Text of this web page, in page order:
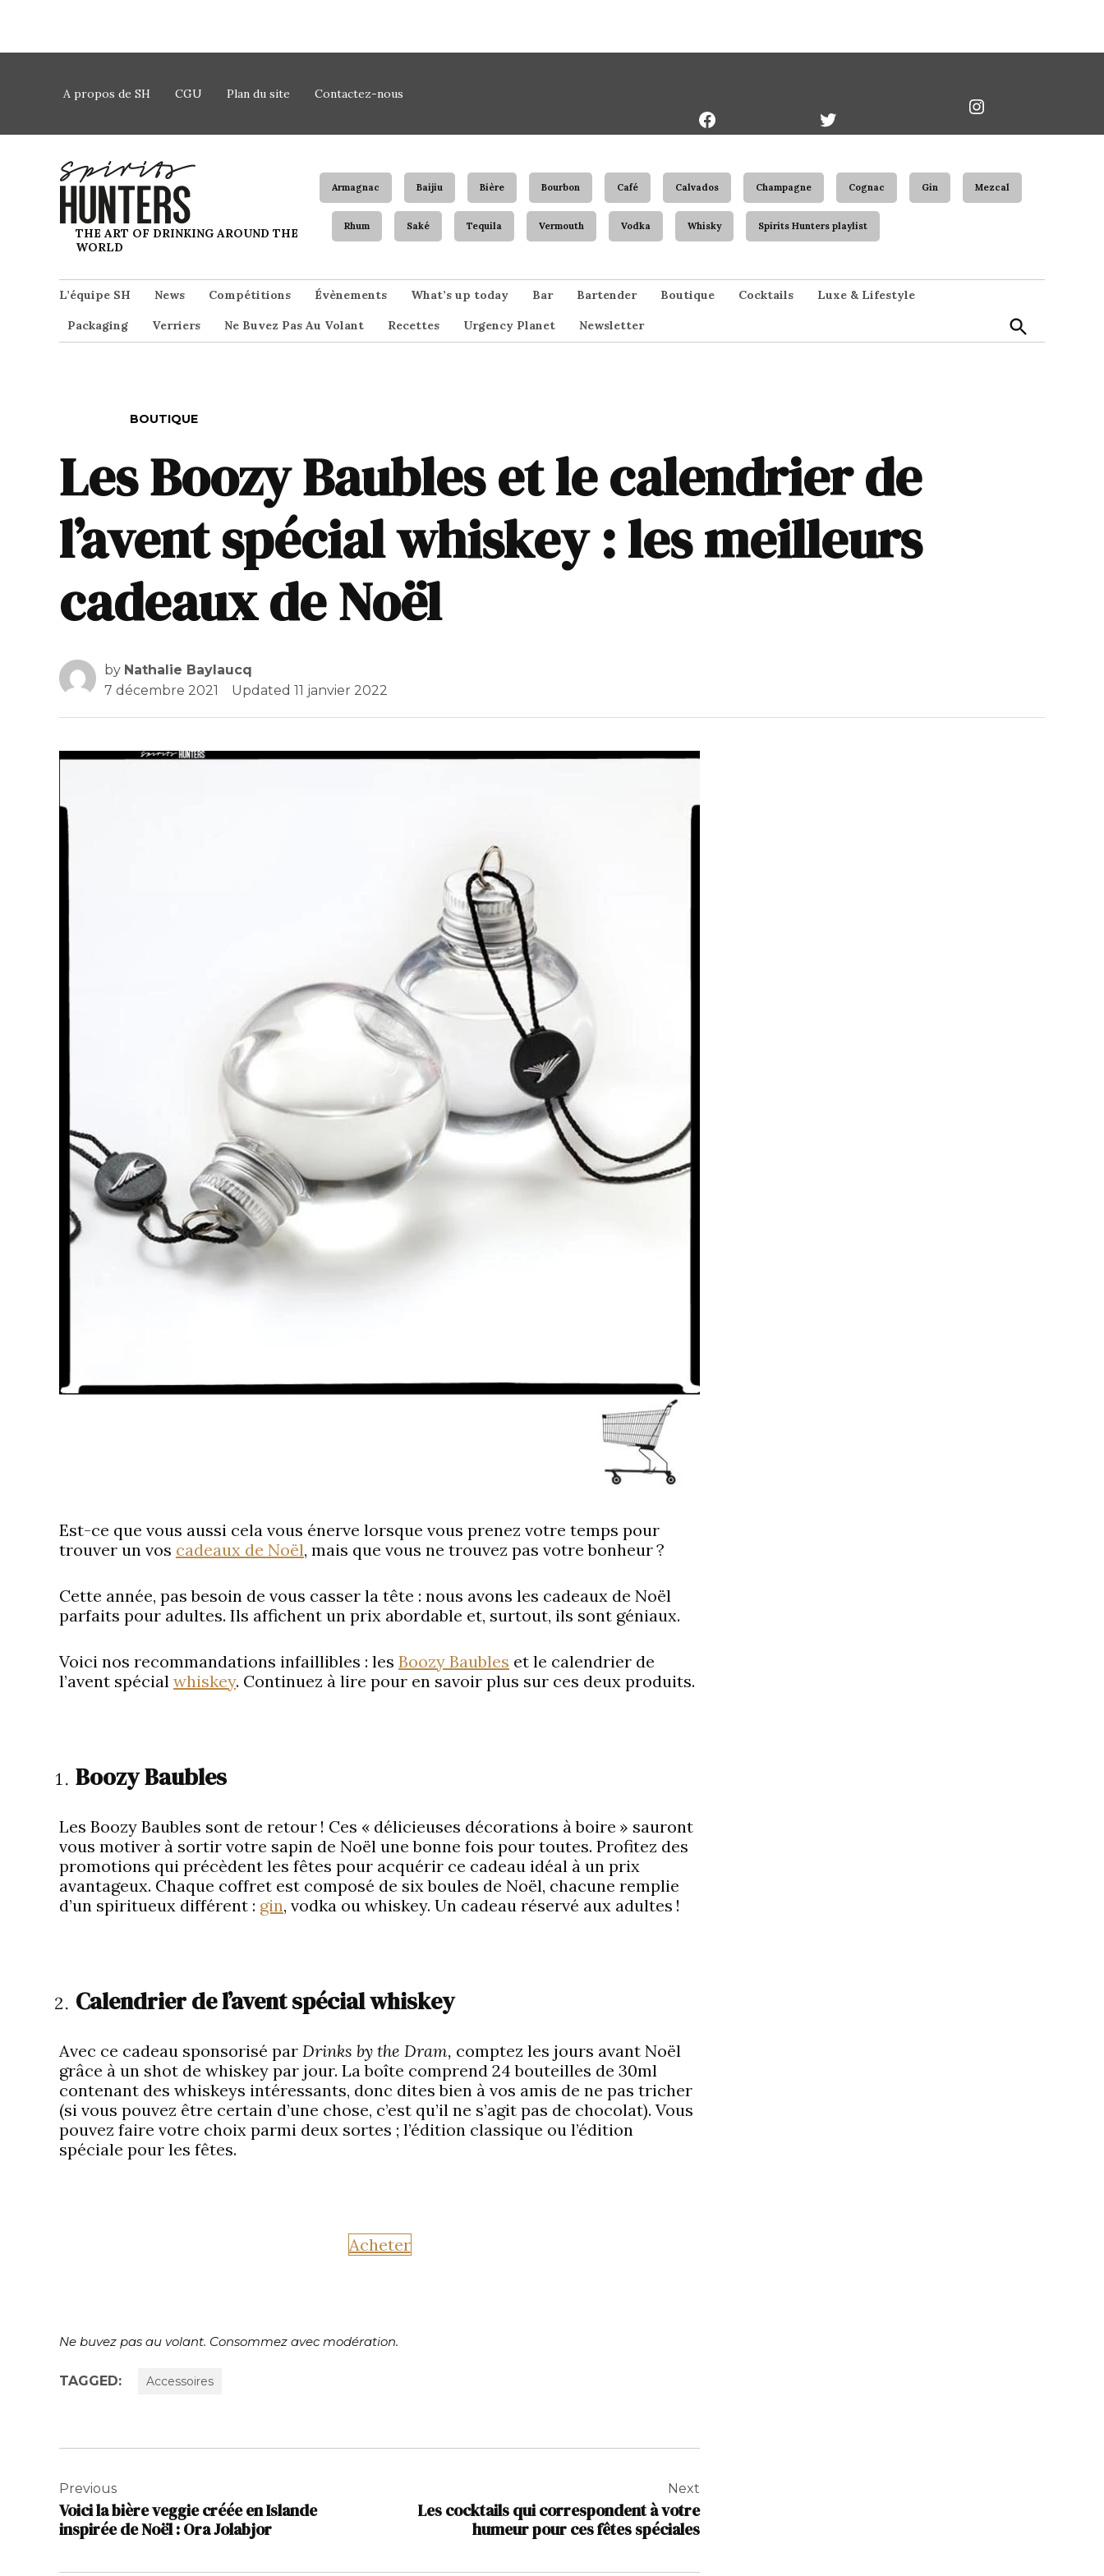
A propos de SH CGU Plan du site Contactez-nous
Spirits Hunters
THE ART OF DRINKING AROUND THE
WORLD
Armagnac Baijiu Bière Bourbon Café Calvados Champagne Cognac Gin Mezcal
Rhum Saké Tequila Vermouth Vodka Whisky Spirits Hunters playlist
L’équipe SH News Compétitions Évènements What’s up today Bar Bartender Boutique Cocktails Luxe & Lifestyle
Packaging Verriers Ne Buvez Pas Au Volant Recettes Urgency Planet Newsletter
BOUTIQUE
Les Boozy Baubles et le calendrier de
l’avent spécial whiskey : les meilleurs
cadeaux de Noël
by Nathalie Baylaucq
7 décembre 2021
Updated 11 janvier 2022
Est-ce que vous aussi cela vous énerve lorsque vous prenez votre temps pour
trouver un vos cadeaux de Noël, mais que vous ne trouvez pas votre bonheur ?
Cette année, pas besoin de vous casser la tête : nous avons les cadeaux de Noël
parfaits pour adultes. Ils affichent un prix abordable et, surtout, ils sont géniaux.
Voici nos recommandations infaillibles : les Boozy Baubles et le calendrier de
l’avent spécial whiskey. Continuez à lire pour en savoir plus sur ces deux produits.
Boozy Baubles
Les Boozy Baubles sont de retour ! Ces « délicieuses décorations à boire » sauront
vous motiver à sortir votre sapin de Noël une bonne fois pour toutes. Profitez des
promotions qui précèdent les fêtes pour acquérir ce cadeau idéal à un prix
avantageux. Chaque coffret est composé de six boules de Noël, chacune remplie
d’un spiritueux différent : gin, vodka ou whiskey. Un cadeau réservé aux adultes !
Calendrier de l’avent spécial whiskey
Avec ce cadeau sponsorisé par Drinks by the Dram, comptez les jours avant Noël
grâce à un shot de whiskey par jour. La boîte comprend 24 bouteilles de 30ml
contenant des whiskeys intéressants, donc dites bien à vos amis de ne pas tricher
(si vous pouvez être certain d’une chose, c’est qu’il ne s’agit pas de chocolat). Vous
pouvez faire votre choix parmi deux sortes ; l’édition classique ou l’édition
spéciale pour les fêtes.
Acheter
Ne buvez pas au volant. Consommez avec modération.
TAGGED: Accessoires
de
l’article
Previous
Voici la bière veggie créée en Islande
inspirée de Noël : Ora Jolabjor
Next
Les cocktails qui correspondent à votre
humeur pour ces fêtes spéciales